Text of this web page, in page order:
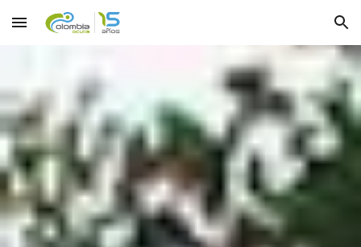
Skip to main content Skip to navigation